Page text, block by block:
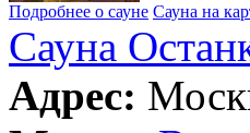
Подробнее о сауне Сауна на
Сауна
Адрес: